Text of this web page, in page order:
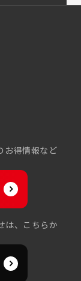
お得情報など
は、こちらか